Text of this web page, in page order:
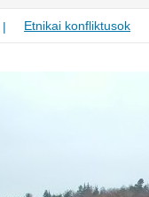
| Etnikai konfliktusok